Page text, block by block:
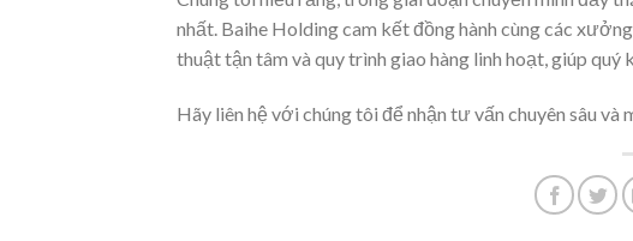
nhất. Baihe Holding cam kết đồng hành cùng các
thuật tận tâm và quy trình giao hàng linh hoạt, giúp
Hãy liên hệ với chúng tôi để nhận tư vấn chuyên sâu và